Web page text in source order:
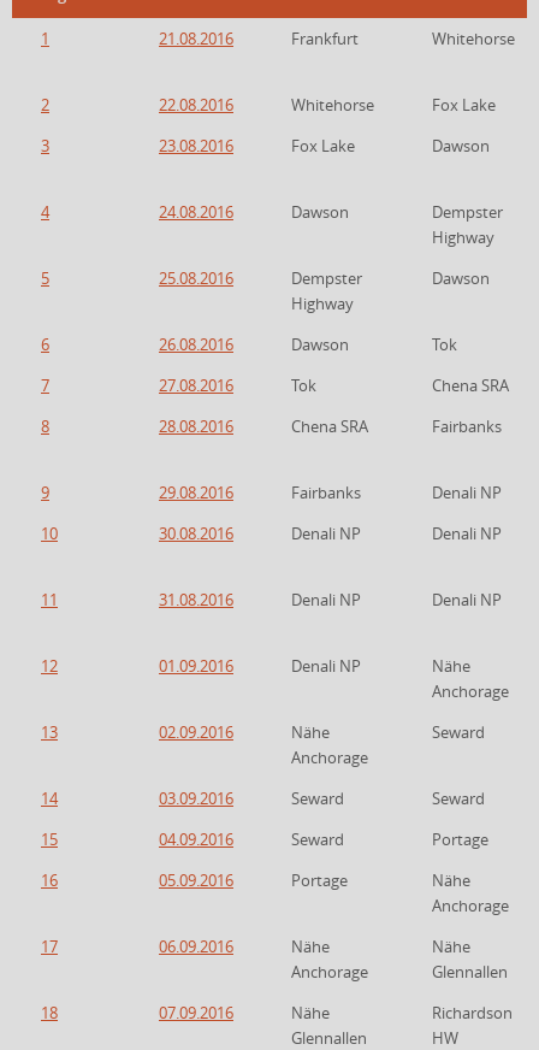
1 21.08.2016 Frankfurt Whitehorse
2 22.08.2016 Whitehorse
Fox Lake
3
23.08.2016 Fox Lake Dawson
4 24.08.2016 Dawson
Dempster
Highway
5
25.08.2016
Dempster
Highway
Dawson
6 26.08.2016 Dawson
Tok
7
27.08.2016 Tok
Chena SRA
8
28.08.2016 Chena SRA Fairbanks
9 29.08.2016 Fairbanks
Denali NP
10
30.08.2016 Denali NP Denali NP
11 31.08.2016 Denali NP Denali NP
12 01.09.2016 Denali NP
Nähe
Anchorage
13
02.09.2016
Nähe
Anchorage
Seward
14 03.09.2016 Seward
Seward
15
04.09.2016 Seward
Portage
16
05.09.2016 Portage
Nähe
Anchorage
17
06.09.2016
Nähe
Anchorage
Nähe
Glennallen
18
07.09.2016
Nähe
Glennallen
Richardson
HW